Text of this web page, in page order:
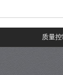
质量控